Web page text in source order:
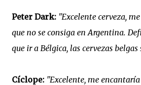
Peter Dark: "Excelente cerveza,
que no se consiga en Argentina.
que ir a Bélgica, las cervezas
Cíclope: "Excelente, me